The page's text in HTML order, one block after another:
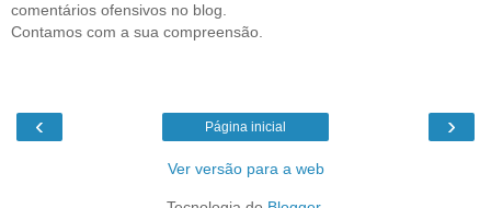
comentários ofensivos no blog.
Contamos com a sua compreensão.
‹ ›
Página inicial
Ver versão para a web